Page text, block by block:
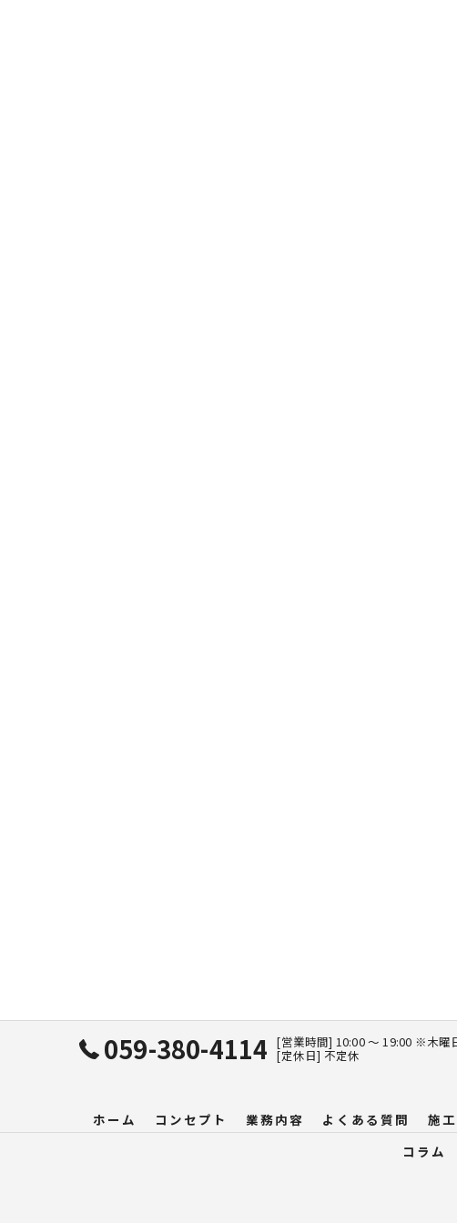
059-380-4114 [営業時間] 10:00 〜 19:00 ※木曜
[定休日] 不定休
ホーム コンセプト 業務内容 よくある質問 施
コラム